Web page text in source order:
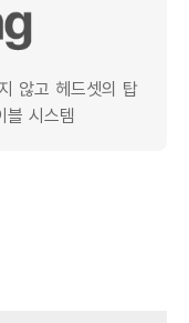
않고 헤드셋의 탑
블 시스템